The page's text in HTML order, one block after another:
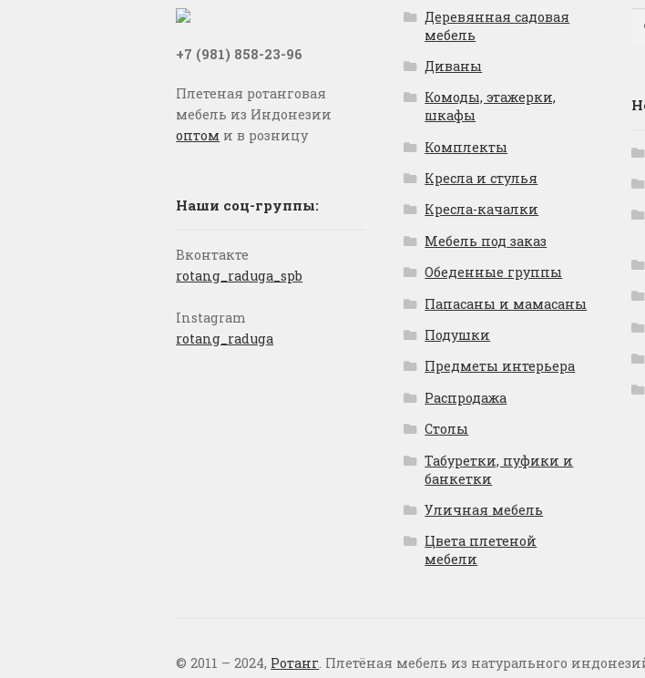
+7 (981) 858-23-96
Плетеная ротанговая
мебель из Индонезии
оптом и в розницу
Наши соц-группы:
Вконтакте
rotang_raduga_spb
Instagram
rotang_raduga
Деревянная садовая
мебель
Диваны
Комоды, этажерки,
шкафы
Комплекты
Кресла и стулья
Кресла-качалки
Мебель под заказ
Обеденные группы
Папасаны и мамасаны
Подушки
Предметы интерьера
Распродажа
Столы
Табуретки, пуфики и
банкетки
Уличная мебель
Цвета плетеной
мебели
© 2011 – 2024, Ротанг. Плетёная мебель из натурального